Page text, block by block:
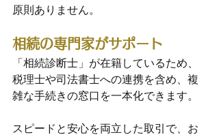
原則ありません。
相続の専門家がサポート
「相続診断士」が在籍しているため、
税理士や司法書士への連携を含め、複
雑な手続きの窓口を一本化できます。
スピードと安心を両立した取引で、お